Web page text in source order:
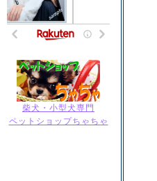
柴犬・小型犬専門
ペットショップちゃちゃ